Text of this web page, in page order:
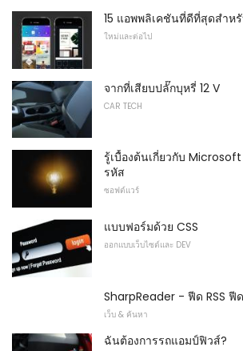
15 แอพพลิเคชันที่ดีที่สุดสำหรั
ใหม่และต่อไป
จากที่เสียบปลั๊กบุหรี่ 12 V
CAR TECH
รู้เบื้องต้นเกี่ยวกับ
รหัส
ซอฟต์แวร์
แบบฟอร์มด้วย CSS
ออกแบบเว็บไซต์และ DEV
SharpReader - ฟีด RSS ฟี
เว็บ & ค้นหา
ฉันต้องการรถแอมป์ฟิวส์?